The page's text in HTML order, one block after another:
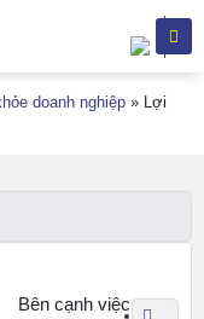
doanh nghiệp » Lợi
Bên cạnh việc